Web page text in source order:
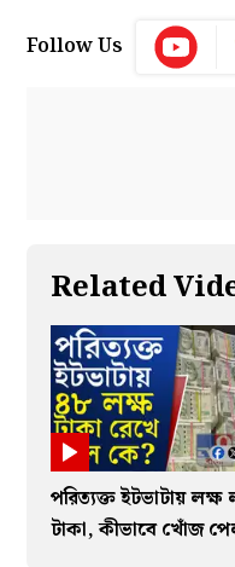
Follow Us
Related
পরিত্যক্ত ইটভাটায় লক্ষ
টাকা, কীভাবে খোঁজ